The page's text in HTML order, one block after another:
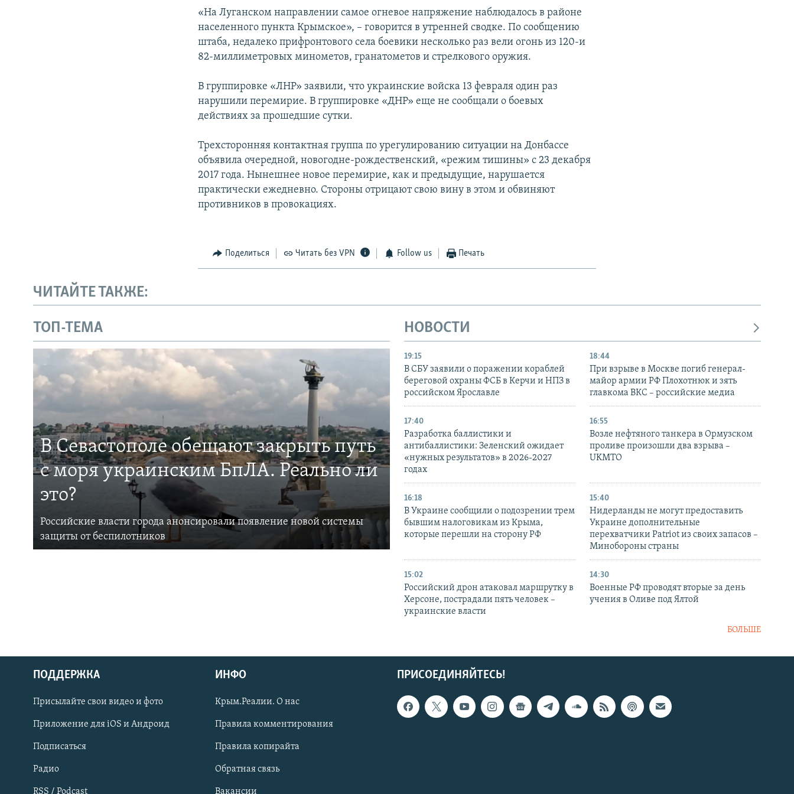
Українською
Qırımtatar
ПРИСОЕДИНЯЙТЕСЬ!
«На Луганском направлении самое огневое напряжение наблюдалось в районе
населенного пункта Крымское», – говорится в утренней сводке. По сообщению
штаба, недалеко прифронтового села боевики несколько раз вели огонь из 120-и
82-миллиметровых минометов, гранатометов и стрелкового оружия.
В группировке «ЛНР» заявили, что украинские войска 13 февраля один раз
нарушили перемирие. В группировке «ДНР» еще не сообщали о боевых
действиях за прошедшие сутки.
Трехсторонняя контактная группа по урегулированию ситуации на Донбассе
объявила очередной, новогодне-рождественский, «режим тишины» с 23 декабря
2017 года. Нынешнее новое перемирие, как и предыдущие, нарушается
практически ежедневно. Стороны отрицают свою вину в этом и обвиняют
противников в провокациях.
Поделиться Читать без VPN Follow us Печать
ЧИТАЙТЕ ТАКЖЕ:
ТОП-ТЕМА
В Севастополе обещают закрыть путь
с моря украинским БпЛА. Реально ли
это?
Российские власти города анонсировали появление новой системы
защиты от беспилотников
НОВОСТИ
19:15
В СБУ заявили о поражении кораблей
береговой охраны ФСБ в Керчи и НПЗ в
российском Ярославле
18:44
При взрыве в Москве погиб генерал-
майор армии РФ Плохотнюк и зять
главкома ВКС – российские медиа
17:40
Разработка баллистики и
антибаллистики: Зеленский ожидает
«нужных результатов» в 2026-2027
годах
16:55
Возле нефтяного танкера в Ормузском
проливе произошли два взрыва –
UKMTO
16:18
В Украине сообщили о подозрении трем
бывшим налоговикам из Крыма,
которые перешли на сторону РФ
15:40
Нидерланды не могут предоставить
Украине дополнительные
перехватчики Patriot из своих запасов –
Минобороны страны
15:02
Российский дрон атаковал маршрутку в
Херсоне, пострадали пять человек –
украинские власти
14:30
Военные РФ проводят вторые за день
учения в Оливе под Ялтой
БОЛЬШЕ
ПРИСОЕДИНЯЙТЕСЬ!
ПОДДЕРЖКА
Присылайте свои видео и фото
Приложение для iOS и Андроид
Подписаться
Радио
RSS / Podcast
ИНФО
Крым.Реалии. О нас
Правила комментирования
Правила копирайта
Обратная связь
Вакансии